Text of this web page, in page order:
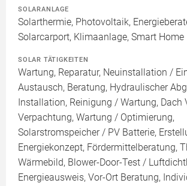
SOLARANLAGE
Solarthermie, Photovoltaik,
Solarcarport, Klimaanlage, Smart Home
SOLAR TÄTIGKEITEN
Wartung, Reparatur, Neuinstallation /
Austausch, Beratung, Hydraulischer
Installation, Reinigung / Wartung, Dach
Verpachtung, Wartung / Optimierung,
Solarstromspeicher / PV Batterie,
Energiekonzept, Fördermittelberatung,
Wärmebild, Blower-Door-Test /
Energieausweis, Vor-Ort Beratung,